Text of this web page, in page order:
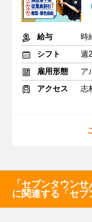
給与
時
シフト
週
雇用形態
ア
アクセス
志
「セブンタウン
に関連する「セブ